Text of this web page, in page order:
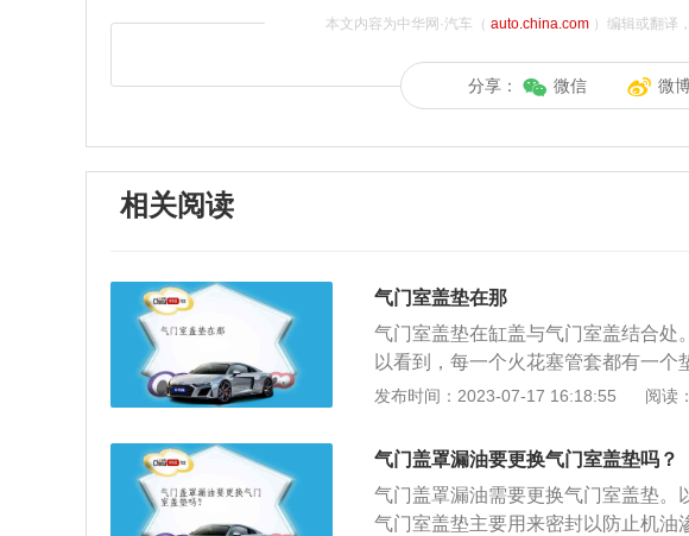
本文内容为中华网·汽车（ auto.china.com）编辑或翻译
分享： 微信 微
相关阅读
气门室盖垫在那
气门室盖垫在缸盖与气门室盖结合处
以看到，每一个火花塞管套都有一
漏。发动机气门盖又称气门室盖，是
应，在气缸盖上安装相应的气门，并
件下，使可燃混合气在其内部燃烧
是气缸体，最下面的是油底壳。
发布时间：2023-07-17 16:18:55 阅读
气门盖罩漏油要更换气门室盖垫吗？
气门盖罩漏油需要更换气门室盖垫。
气门室盖垫主要用来密封以防止机油